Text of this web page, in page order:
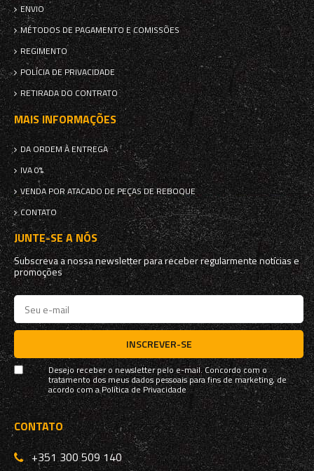
ENVIO
MÉTODOS DE PAGAMENTO E COMISSÕES
REGIMENTO
POLÍCIA DE PRIVACIDADE
RETIRADA DO CONTRATO
MAIS INFORMAÇÕES
DA ORDEM À ENTREGA
IVA 0%
VENDA POR ATACADO DE PEÇAS DE REBOQUE
CONTATO
JUNTE-SE A NÓS
Subscreva a nossa newsletter para receber regularmente notícias e
promoções
INSCREVER-SE
Desejo receber o newsletter pelo e-mail. Concordo com o
tratamento dos meus dados pessoais para fins de marketing, de
acordo com aPolítica de Privacidade
CONTATO
+351 300 509 140